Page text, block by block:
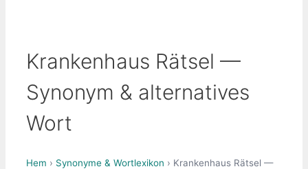
Krankenhaus Rätsel —
Synonym & alternatives
Wort
Hem › Synonyme & Wortlexikon › Krankenhaus Rätsel —